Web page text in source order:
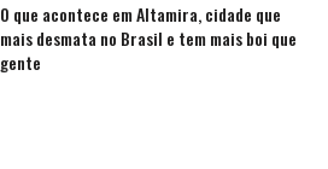
O que acontece em Altamira, cidade que
mais desmata no Brasil e tem mais boi que
gente